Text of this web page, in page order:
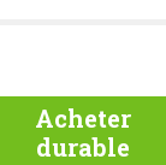
Acheter
durable